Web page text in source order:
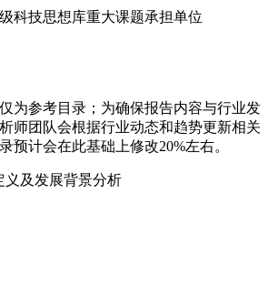
科技思想库重大课题承担单位
为参考目录；为确保报告内容与行业发
师团队会根据行业动态和趋势更新相关
预计会在此基础上修改20%左右。
义及发展背景分析